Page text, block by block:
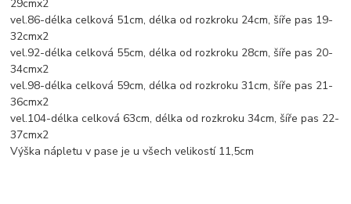
29cmx2
vel.86-délka celková 51cm, délka od rozkroku 24cm, šíře pas 19-
32cmx2
vel.92-délka celková 55cm, délka od rozkroku 28cm, šíře pas 20-
34cmx2
vel.98-délka celková 59cm, délka od rozkroku 31cm, šíře pas 21-
36cmx2
vel.104-délka celková 63cm, délka od rozkroku 34cm, šíře pas 22-
37cmx2
Výška nápletu v pase je u všech velikostí 11,5cm